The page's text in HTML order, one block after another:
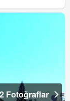
Fotoğraflar